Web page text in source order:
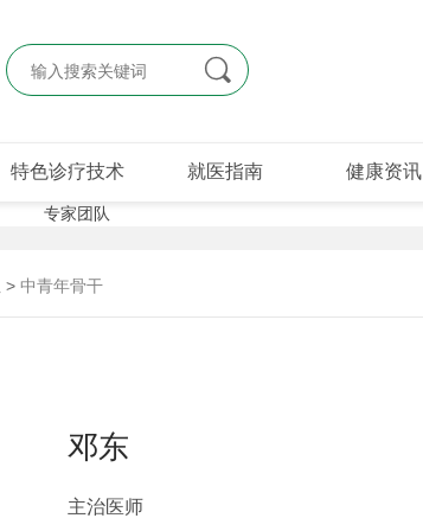

特色诊疗技术 就医指南 健康资讯
> 中青年骨干
邓东
主治医师